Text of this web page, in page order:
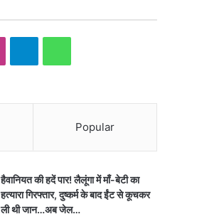
Popular
हैवानियत की हदें पार! लैलूंगा में माँ-बेटी का
हत्यारा गिरफ्तार, दुष्कर्म के बाद ईंट से कूचकर
ली थी जान…अब जेल…